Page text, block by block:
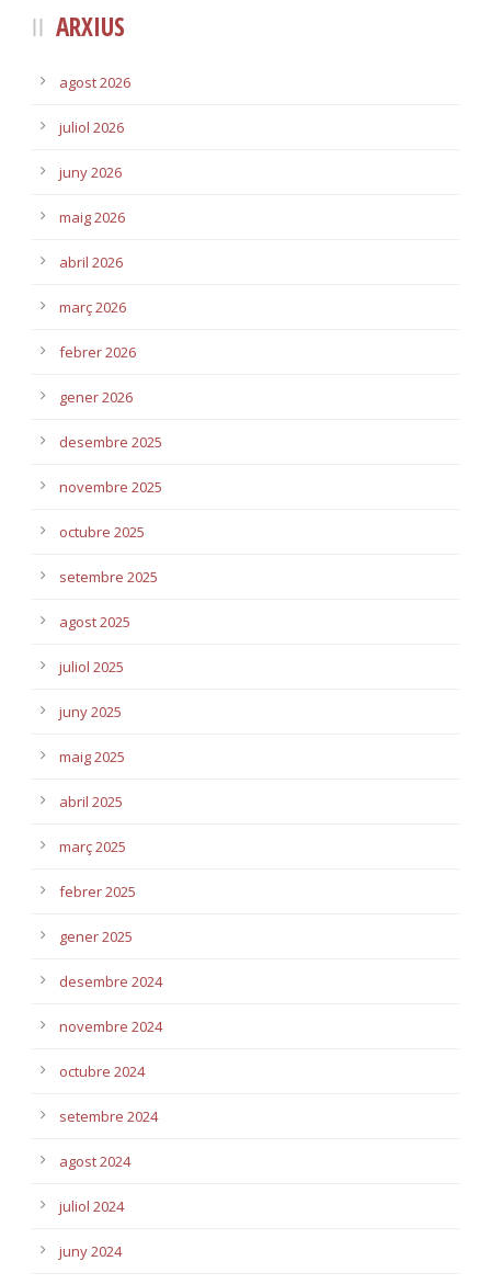
ARXIUS
agost 2026
juliol 2026
juny 2026
maig 2026
abril 2026
març 2026
febrer 2026
gener 2026
desembre 2025
novembre 2025
octubre 2025
setembre 2025
agost 2025
juliol 2025
juny 2025
maig 2025
abril 2025
març 2025
febrer 2025
gener 2025
desembre 2024
novembre 2024
octubre 2024
setembre 2024
agost 2024
juliol 2024
juny 2024